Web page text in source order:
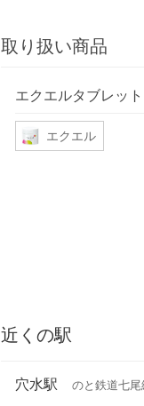
取り扱い商品
エクエルタブレット
エクエル
近くの駅
穴水駅 のと鉄道七尾